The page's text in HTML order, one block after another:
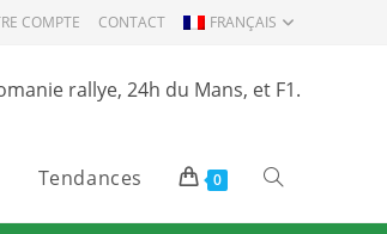
COMPTE CONTACT FRANÇAIS
rallye, 24h du Mans, et F1.
Tendances 0 Toggle